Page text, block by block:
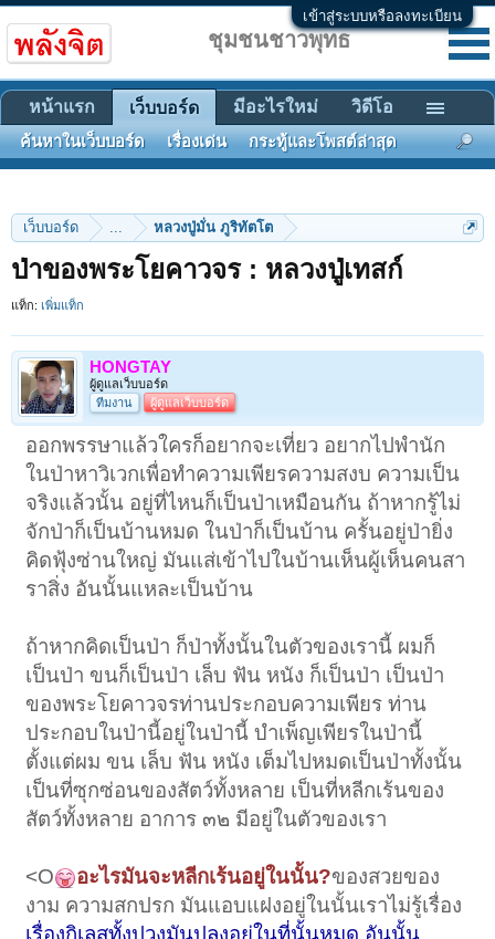
เข้าสู่ระบบหรือลงทะเบียน
เว็บบอร์ด ... หลวงปู่มั่น ภูริทัตโต
ป่าของพระโยคาวจร : หลวงปู่เทสก์
แท็ก: เพิ่มแท็ก
HONGTAY
ผู้ดูแลเว็บบอร์ด
ทีมงาน
ผู้ดูแลเว็บบอร์ด
ออกพรรษาแล้วใครก็อยากจะเที่ยว อยากไปพำนัก
ในป่าหาวิเวกเพื่อทำความเพียรความสงบ ความเป็น
จริงแล้วนั้น อยู่ที่ไหนก็เป็นป่าเหมือนกัน ถ้าหากรู้ไม่
จักป่าก็เป็นบ้านหมด ในป่าก็เป็นบ้าน ครั้นอยู่ป่ายิ่ง
คิดฟุ้งซ่านใหญ่ มันแส่เข้าไปในบ้านเห็นผู้เห็นคนสา
ราสิ่ง อันนั้นแหละเป็นบ้าน
ถ้าหากคิดเป็นป่า ก็ป่าทั้งนั้นในตัวของเรานี้ ผมก็
เป็นป่า ขนก็เป็นป่า เล็บ ฟัน หนัง ก็เป็นป่า เป็นป่า
ของพระโยคาวจรท่านประกอบความเพียร ท่าน
ประกอบในป่านี้อยู่ในป่านี้ บำเพ็ญเพียรในป่านี้
ตั้งแต่ผม ขน เล็บ ฟัน หนัง เต็มไปหมดเป็นป่าทั้งนั้น
เป็นที่ซุกซ่อนของสัตว์ทั้งหลาย เป็นที่หลีกเร้นของ
สัตว์ทั้งหลาย อาการ ๓๒ มีอยู่ในตัวของเรา
<O อะไรมันจะหลีกเร้นอยู่ในนั้น?ของสวยของ
งาม ความสกปรก มันแอบแฝงอยู่ในนั้นเราไม่รู้เรื่อง
ชุมชนชาวพุทธ
หน้าแรก เว็บบอร์ด
ค้นหาในเว็บบอร์ด เรื่องเด่น กระทู้และโพสต์ล่าสุด
มีอะไรใหม่ วิดีโอ